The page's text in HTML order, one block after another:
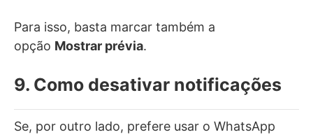
Para isso, basta marcar também a
opção Mostrar prévia.
9. Como desativar notificações
Se, por outro lado, prefere usar o WhatsApp